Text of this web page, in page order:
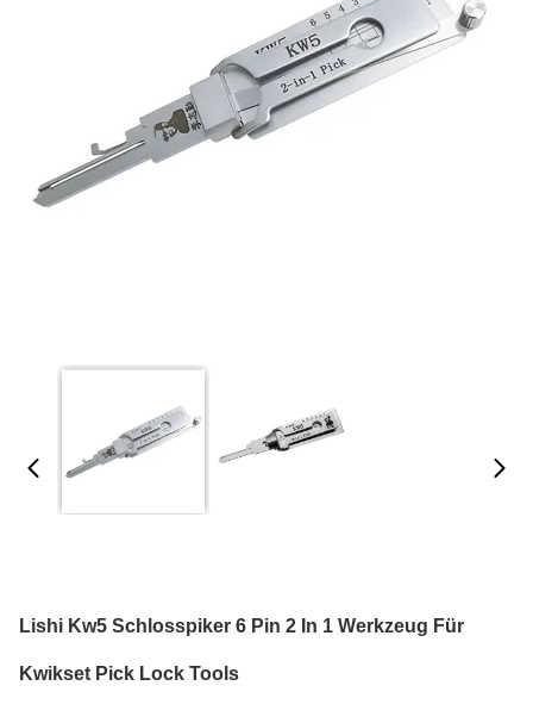
Lishi Kw5 Schlosspiker 6 Pin 2 In 1 Werkzeug Für
Kwikset Pick Lock Tools